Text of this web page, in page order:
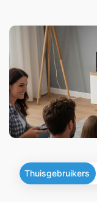
Thuisgebruikers